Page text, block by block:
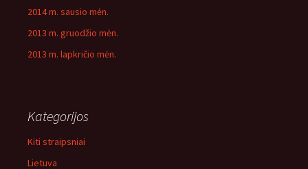
2014 m. sausio mėn.
2013 m. gruodžio mėn.
2013 m. lapkričio mėn.
Kategorijos
Kiti straipsniai
Lietuva